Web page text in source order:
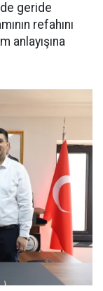
geride
refahını
anlayışına